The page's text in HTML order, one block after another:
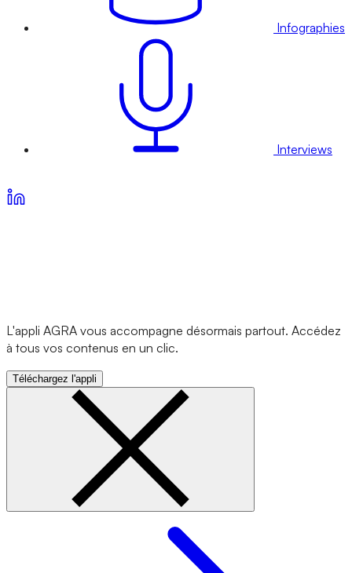
Infographies
Interviews
L'appli AGRA vous accompagne désormais partout. Accédez
à tous vos contenus en un clic.
Téléchargez l'appli